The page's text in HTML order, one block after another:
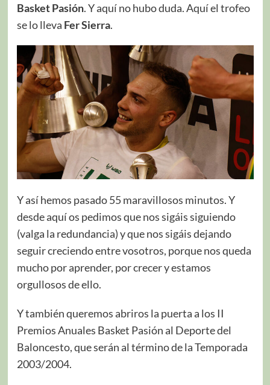
Basket Pasión. Y aquí no hubo duda. Aquí el trofeo
se lo lleva Fer Sierra.
Y así hemos pasado 55 maravillosos minutos. Y
desde aquí os pedimos que nos sigáis siguiendo
(valga la redundancia) y que nos sigáis dejando
seguir creciendo entre vosotros, porque nos queda
mucho por aprender, por crecer y estamos
orgullosos de ello.
Y también queremos abriros la puerta a los II
Premios Anuales Basket Pasión al Deporte del
Baloncesto, que serán al término de la Temporada
2003/2004.